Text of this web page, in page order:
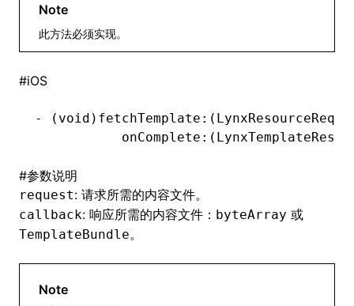
Note
此方法必须实现。
#iOS
- ( void
#参数说明
request: 请求所需的内容文件。
callback: 响应所需的内容文件： byteArray 或
TemplateBundle。
Note